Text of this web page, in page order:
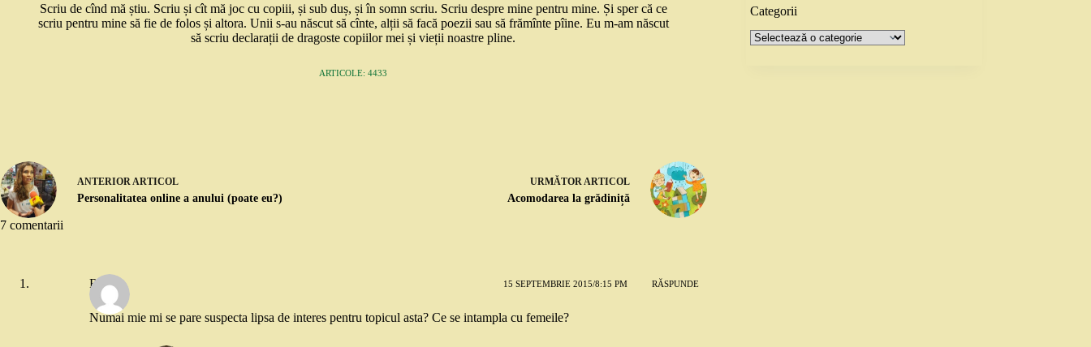
Scriu de cînd mă știu. Scriu și cît mă joc cu copiii, și sub duș, și în somn scriu. Scriu despre mine pentru mine. Și sper că ce
scriu pentru mine să fie de folos și altora. Unii s-au născut să cînte, alții să facă poezii sau să frămînte pîine. Eu m-am născut
să scriu declarații de dragoste copiilor mei și vieții noastre pline.
ARTICOLE: 4433
ANTERIORARTICOL
Personalitatea online a anului (poate eu?)
URMĂTORARTICOL
Acomodarea la grădiniță
7 comentarii
Rox 15 SEPTEMBRIE 2015/8:15 PM RĂSPUNDE
Numai mie mi se pare suspecta lipsa de interes pentru topicul asta? Ce se intampla cu femeile?
Categorii
Categorii